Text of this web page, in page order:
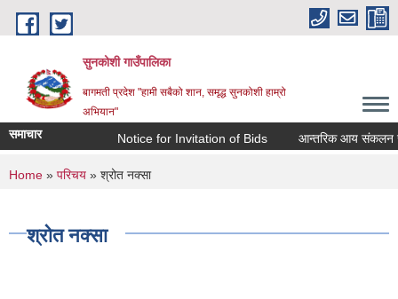
Skip to main content
सुनकोशी गाउँपालिका
बागमती प्रदेश "हामी सबैको शान, समृद्ध सुनकोशी हाम्रो
अभियान"
समाचार Notice for Invitation of Bids आन्तरिक आय संकलन सम्बन्धी
You are here
Home » परिचय » श्रोत नक्सा
श्रोत नक्सा